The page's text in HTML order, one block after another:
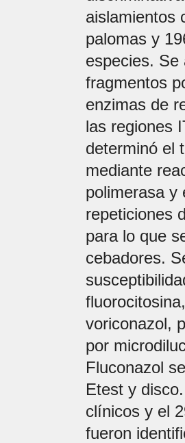
aislamientos
palomas y
especies. Se
fragmentos
enzimas de
las regiones
determinó el
mediante
polimerasa y
repeticiones
para lo que
cebadores.
voriconazol,
por
Fluconazol
Etest y
clínicos y el
fueron